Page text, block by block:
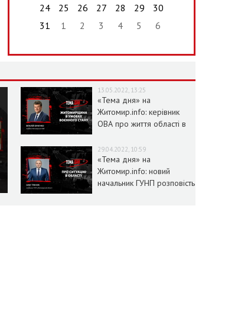
24
25 26 27 28 29
30
31
1 2 3 4 5 6
13.05.2022, 13:25
«Тема дня» на
Житомир.info: керівник
ОВА про життя області в
29.04.2022, 10:59
«Тема дня» на
Житомир.info: новий
начальник ГУНП розповість